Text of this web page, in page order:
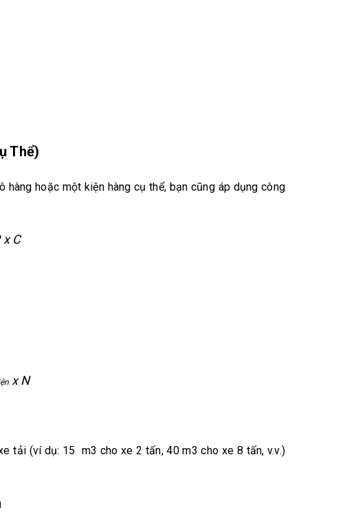
Thể)
hoặc một kiện hàng cụ thể, bạn cũng áp dụng công
x C
x N
tải (ví dụ: 15 m3 cho xe 2 tấn, 40 m3 cho xe 8 tấn, v.v.)